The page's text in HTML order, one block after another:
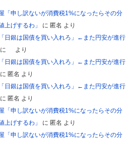
「申し訳ないが消費税1%になったらその分
上げするわ」
に 匿名 より
日銀は国債を買い入れろ」←また円安が進行
に
より
日銀は国債を買い入れろ」←また円安が進行
に 匿名 より
日銀は国債を買い入れろ」←また円安が進行
に 匿名 より
「申し訳ないが消費税1%になったらその分
上げするわ」
に 匿名 より
「申し訳ないが消費税1%になったらその分